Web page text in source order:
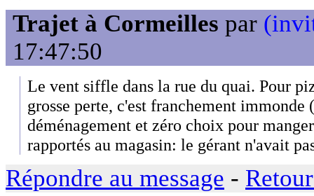
Trajet à Cormeilles par
17:47:50
Le vent siffle dans la rue du quai. Pour
grosse perte, c'est franchement immonde
déménagement et zéro choix pour
rapportés au magasin: le gérant n'avait
Répondre au message -